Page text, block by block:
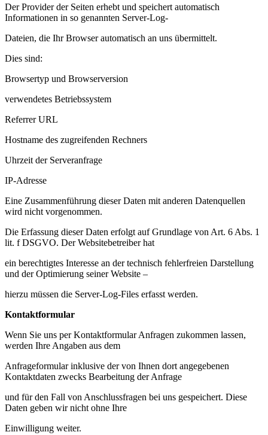
Der Provider der Seiten erhebt und speichert automatisch
Informationen in so genannten Server-Log-
Dateien, die Ihr Browser automatisch an uns übermittelt.
Dies sind:
Browsertyp und Browserversion
verwendetes Betriebssystem
Referrer URL
Hostname des zugreifenden Rechners
Uhrzeit der Serveranfrage
IP-Adresse
Eine Zusammenführung dieser Daten mit anderen Datenquellen
wird nicht vorgenommen.
Die Erfassung dieser Daten erfolgt auf Grundlage von Art. 6 Abs. 1
lit. f DSGVO. Der Websitebetreiber hat
ein berechtigtes Interesse an der technisch fehlerfreien Darstellung
und der Optimierung seiner Website –
hierzu müssen die Server-Log-Files erfasst werden.
Kontaktformular
Wenn Sie uns per Kontaktformular Anfragen zukommen lassen,
werden Ihre Angaben aus dem
Anfrageformular inklusive der von Ihnen dort angegebenen
Kontaktdaten zwecks Bearbeitung der Anfrage
und für den Fall von Anschlussfragen bei uns gespeichert. Diese
Daten geben wir nicht ohne Ihre
Einwilligung weiter.